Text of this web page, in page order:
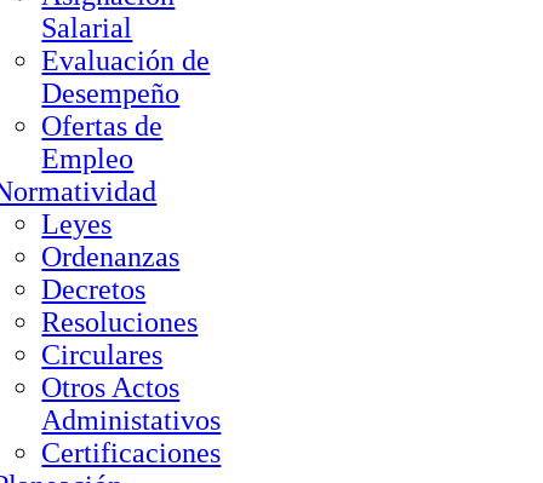
Salarial
Evaluación de
Desempeño
Ofertas de
Empleo
Leyes
Ordenanzas
Decretos
Resoluciones
Circulares
Otros Actos
Administativos
Certificaciones